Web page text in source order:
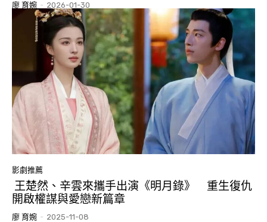
廖 育婉 - 2026-01-30
影劇推薦
王楚然、辛雲來攜手出演《明月錄》 重生復仇
開啟權謀與愛戀新篇章
廖 育婉 - 2025-11-08